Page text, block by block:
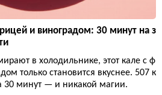
и виноградом: 30 минут на з
в холодильнике, этот кале с ф
только становится вкуснее. 507 к
30 минут — и никакой магии.